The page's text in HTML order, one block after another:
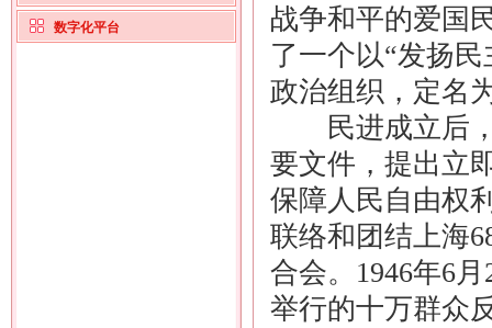
数字化平台
战争和平的爱国
了一个以“发扬
政治组织，定名
民进成立后，
要文件，提出立
保障人民自由权
联络和团结上海
合会。1946年6
举行的十万群众